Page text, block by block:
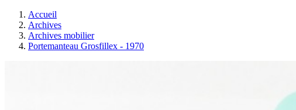
Accueil
Archives
Archives mobilier
Portemanteau Grosfillex - 1970